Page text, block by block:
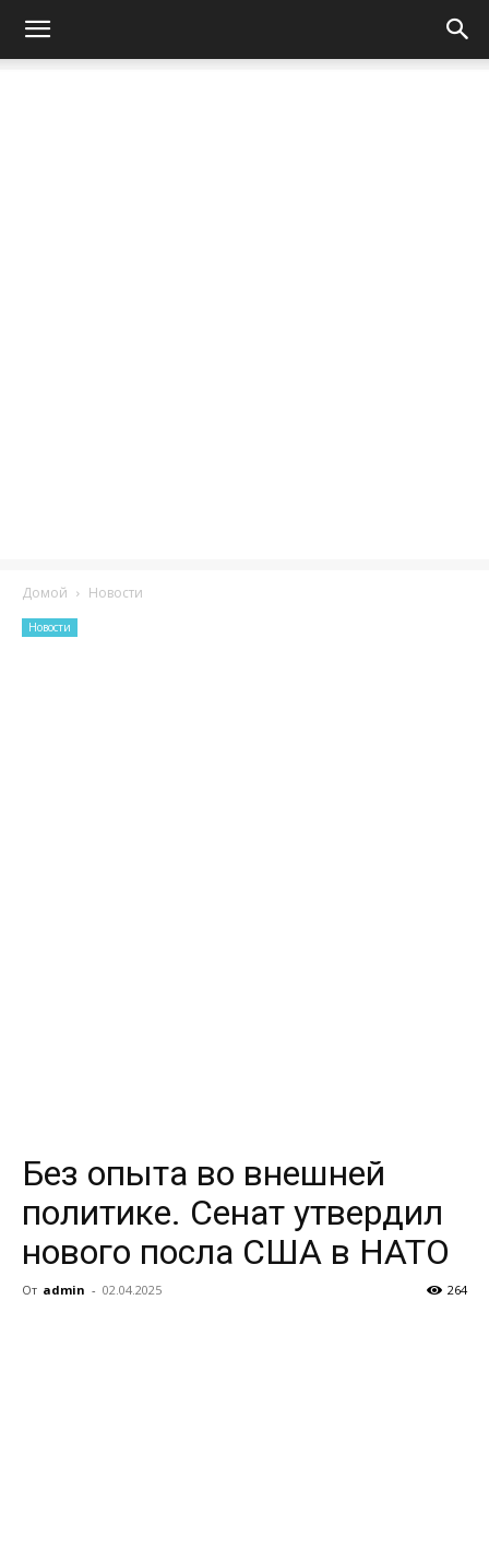
Домой Новости
Новости
Без опыта во внешней
политике. Сенат утвердил
нового посла США в НАТО
От admin - 02.04.2025 264